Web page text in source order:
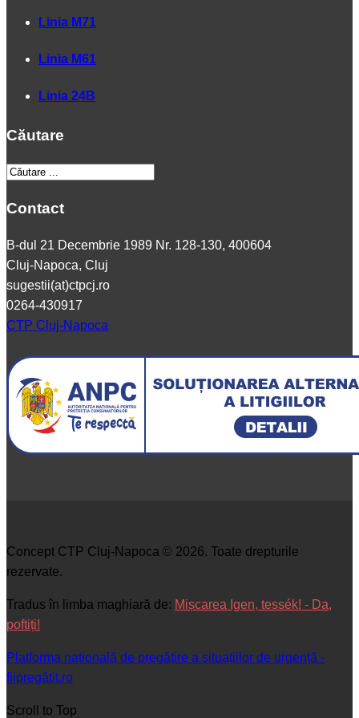
Linia M71
Linia M61
Linia 24B
Căutare
Contact
B-dul 21 Decembrie 1989 Nr. 128-130, 400604
Cluj-Napoca, Cluj
sugestii(at)ctpcj.ro
0264-430917
CTP Cluj-Napoca
Concept CTP Cluj-Napoca © 2026. Toate drepturile
rezervate.
Tradus în limba maghiară de: Mișcarea Igen, tessék! - Da,
poftiți!
Platforma națională de pregătire a situațiilor de urgență -
fiipregătit.ro
Scroll to Top